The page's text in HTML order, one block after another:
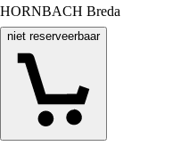
HORNBACH Breda
niet reserveerbaar